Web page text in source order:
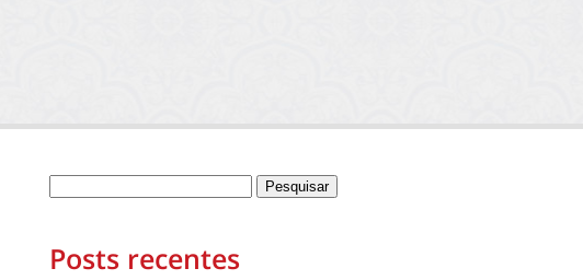
Posts recentes